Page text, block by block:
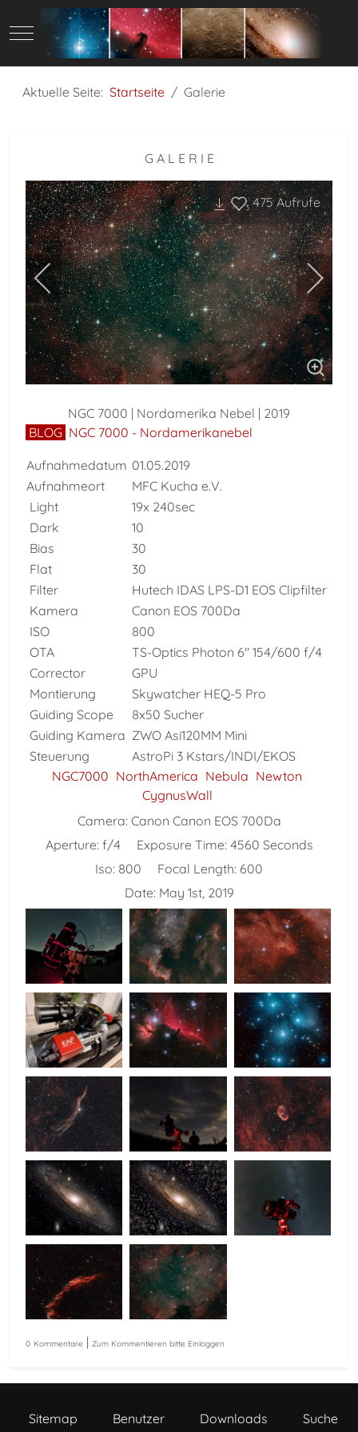
Mobile Menu Toggle
Aktuelle Seite: Startseite Galerie
G A L E R I E
3 475Aufrufe
NGC 7000 | Nordamerika Nebel | 2019
BLOG NGC 7000 - Nordamerikanebel
Aufnahmedatum 01.05.2019
Aufnahmeort
MFC Kucha e.V.
Light
19x 240sec
Dark
10
Bias
30
Flat
30
Filter
Hutech IDAS LPS-D1 EOS Clipfilter
Kamera
Canon EOS 700Da
ISO
800
OTA
TS-Optics Photon 6" 154/600 f/4
Corrector
GPU
Montierung
Skywatcher HEQ-5 Pro
Guiding Scope
8x50 Sucher
Guiding Kamera ZWO Asi120MM Mini
Steuerung
AstroPi 3 Kstars/INDI/EKOS
NGC7000 NorthAmerica Nebula Newton
CygnusWall
Camera: Canon Canon EOS 700Da
Aperture: f/4 Exposure Time: 4560 Seconds
Iso: 800 Focal Length: 600
Date: May 1st, 2019
0 Kommentare | Zum Kommentieren bitte Einloggen
Sitemap Benutzer Downloads Suche